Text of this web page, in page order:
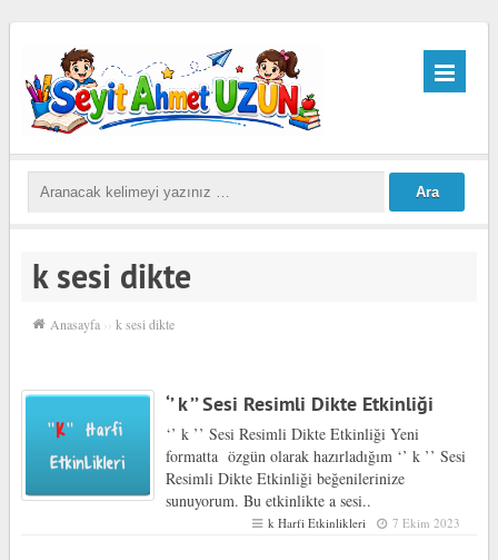
k sesi dikte
Anasayfa ›› k sesi dikte
‘’ k ’’ Sesi Resimli Dikte Etkinliği
‘’ k ’’ Sesi Resimli Dikte Etkinliği Yeni
formatta özgün olarak hazırladığım ‘’ k ’’ Sesi
Resimli Dikte Etkinliği beğenilerinize
sunuyorum. Bu etkinlikte a sesi..
k Harfi Etkinlikleri 7 Ekim 2023